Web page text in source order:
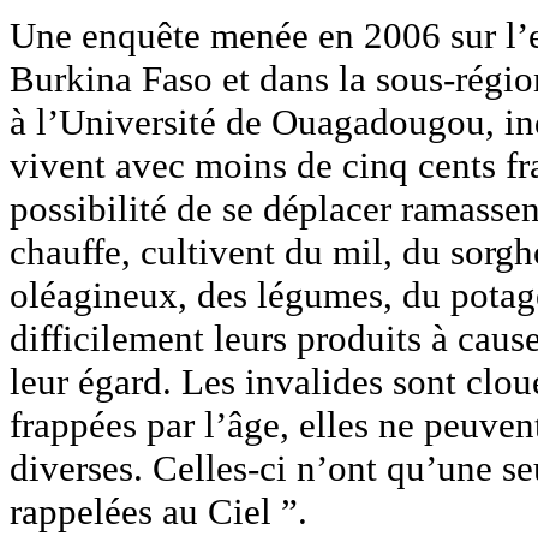
Une enquête menée en 2006 sur
Burkina Faso et dans la sous-
à l’Université de Ouagadougou,
vivent avec moins de cinq cents
possibilité de se déplacer
chauffe, cultivent du mil, du
oléagineux, des légumes, du
difficilement leurs produits à
leur égard. Les invalides sont
frappées par l’âge, elles ne
diverses. Celles-ci n’ont qu’une
rappelées au Ciel ”.